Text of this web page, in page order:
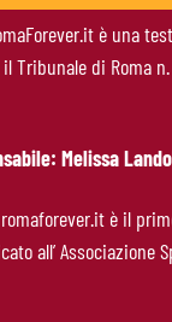
Molina-Roma,
sbloccare un
è una
Tribunale di Roma
Melissa
romaforever.it è il
all’ Associazione